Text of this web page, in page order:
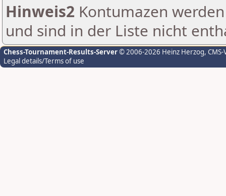
Hinweis2 Kontumazen
und sind in der Liste nicht
Chess-Tournament-Results-Server© 2006-2026 Heinz Herzog,
Legal details/Terms of use